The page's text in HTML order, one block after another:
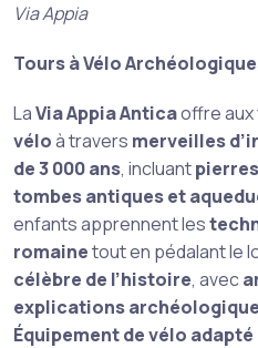
Via Appia
Tours à Vélo
LaVia Appia Anticaoffre aux
véloà travers merveilles
de 3 000 ans, incluant
tombes antiques et
enfants apprennent les
romainetout en pédalant le
célèbre de l’histoire, avec
explications
Équipement de vélo